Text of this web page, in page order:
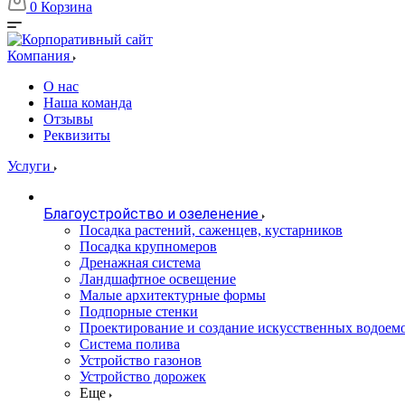
0 Корзина
Компания
О нас
Наша команда
Отзывы
Реквизиты
Услуги
Благоустройство и озеленение
Посадка растений, саженцев, кустарников
Посадка крупномеров
Дренажная система
Ландшафтное освещение
Малые архитектурные формы
Подпорные стенки
Проектирование и создание искусственных
Система полива
Устройство газонов
Устройство дорожек
Еще